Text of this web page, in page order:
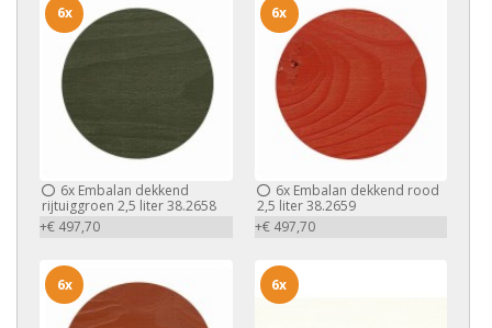
6x Embalan dekkend
rijtuiggroen 2,5 liter 38.2658
+€ 497,70
6x
6xEmbalan dekkend rood
2,5 liter 38.2659
+€ 497,70
6x
6x 6x